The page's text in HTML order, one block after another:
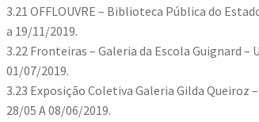
3.21 OFFLOUVRE – Biblioteca Pública do
a 19/11/2019.
3.22 Fronteiras – Galeria da Escola Guignard –
01/07/2019.
3.23 Exposição Coletiva Galeria Gilda Queiroz
28/05 A 08/06/2019.